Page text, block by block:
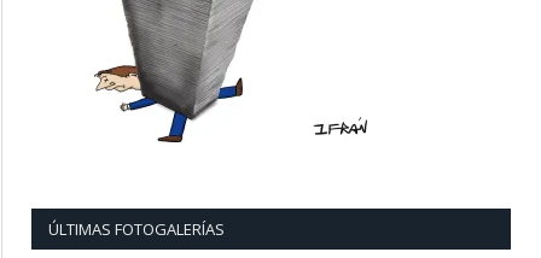
ÚLTIMAS FOTOGALERÍAS